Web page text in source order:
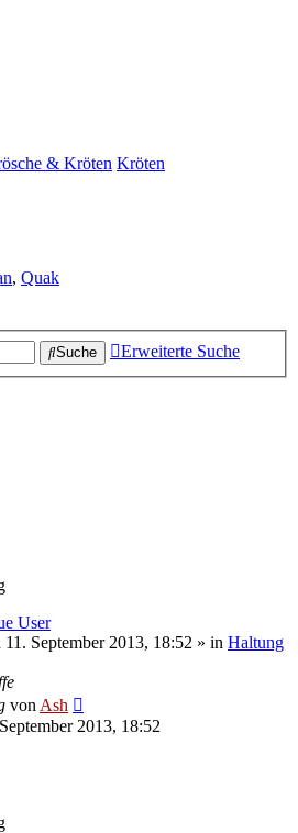
& Kröten Kröten
, Quak
Suche
Erweiterte Suche
User
September 2013, 18:52 » in Haltung
von Ash
2013, 18:52